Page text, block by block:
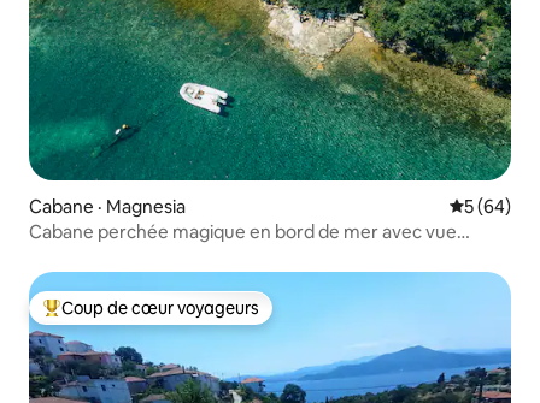
Cabane · Magnesia Note
5 (64)
Cabane perchée magique en bord de mer avec vue
Coup de cœur voyageurs parmi les plus aimés
Coup de cœur voyageurs